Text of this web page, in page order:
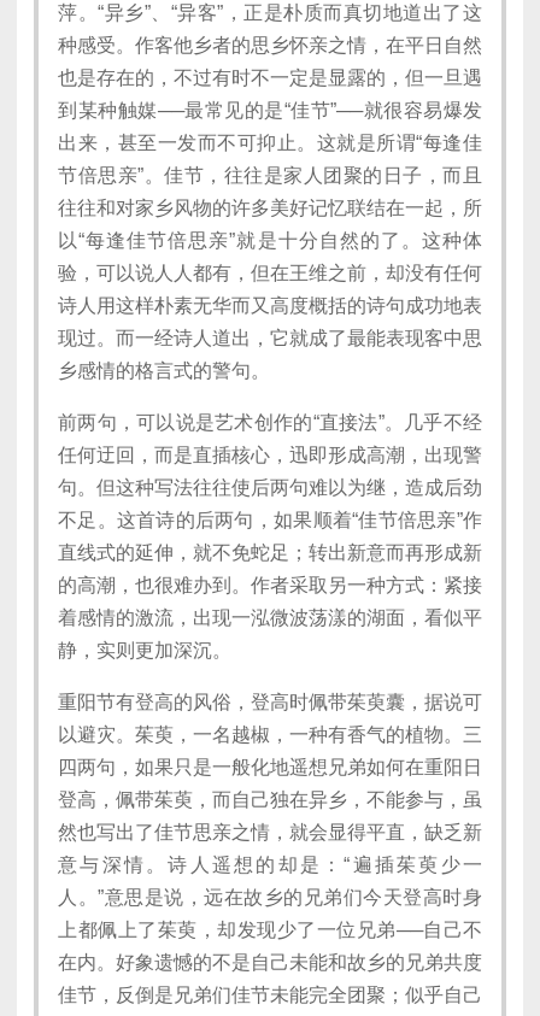
萍。“异乡”、“异客”，正是朴质而真切地道出了这
种感受。作客他乡者的思乡怀亲之情，在平日自然
也是存在的，不过有时不一定是显露的，但一旦遇
到某种触媒──最常见的是“佳节”──就很容易爆发
出来，甚至一发而不可抑止。这就是所谓“每逢佳
节倍思亲”。佳节，往往是家人团聚的日子，而且
往往和对家乡风物的许多美好记忆联结在一起，所
以“每逢佳节倍思亲”就是十分自然的了。这种体
验，可以说人人都有，但在王维之前，却没有任何
诗人用这样朴素无华而又高度概括的诗句成功地表
现过。而一经诗人道出，它就成了最能表现客中思
乡感情的格言式的警句。
前两句，可以说是艺术创作的“直接法”。几乎不经
任何迂回，而是直插核心，迅即形成高潮，出现警
句。但这种写法往往使后两句难以为继，造成后劲
不足。这首诗的后两句，如果顺着“佳节倍思亲”作
直线式的延伸，就不免蛇足；转出新意而再形成新
的高潮，也很难办到。作者采取另一种方式：紧接
着感情的激流，出现一泓微波荡漾的湖面，看似平
静，实则更加深沉。
重阳节有登高的风俗，登高时佩带茱萸囊，据说可
以避灾。茱萸，一名越椒，一种有香气的植物。三
四两句，如果只是一般化地遥想兄弟如何在重阳日
登高，佩带茱萸，而自己独在异乡，不能参与，虽
然也写出了佳节思亲之情，就会显得平直，缺乏新
意与深情。诗人遥想的却是：“遍插茱萸少一
人。”意思是说，远在故乡的兄弟们今天登高时身
上都佩上了茱萸，却发现少了一位兄弟──自己不
在内。好象遗憾的不是自己未能和故乡的兄弟共度
佳节，反倒是兄弟们佳节未能完全团聚；似乎自己